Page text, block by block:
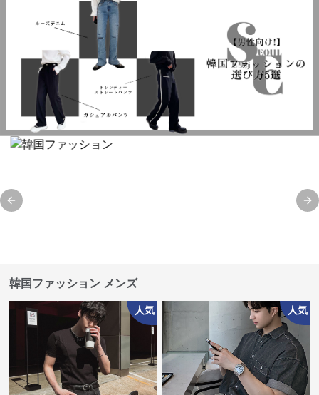
Previous slide
韓国ファッション メンズ
人気 人気